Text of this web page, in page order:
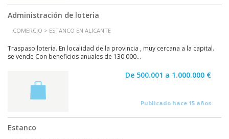
Administración de loteria
COMERCIO > ESTANCO EN ALICANTE
Traspaso lotería. En localidad de la provincia , muy cercana a la capital.
se vende Con beneficios anuales de 130.000...
De 500.001 a 1.000.000 €
Publicado hace 15 años
Estanco